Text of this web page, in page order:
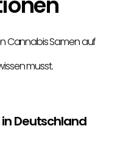
Cannabis Samen auf
musst.
Deutschland